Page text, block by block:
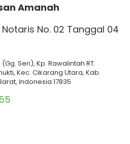
Amanah
No. 02 Tanggal 04
Seri), Kp. Rawalintah RT.
Kec. Cikarang Utara, Kab.
Indonesia 17835